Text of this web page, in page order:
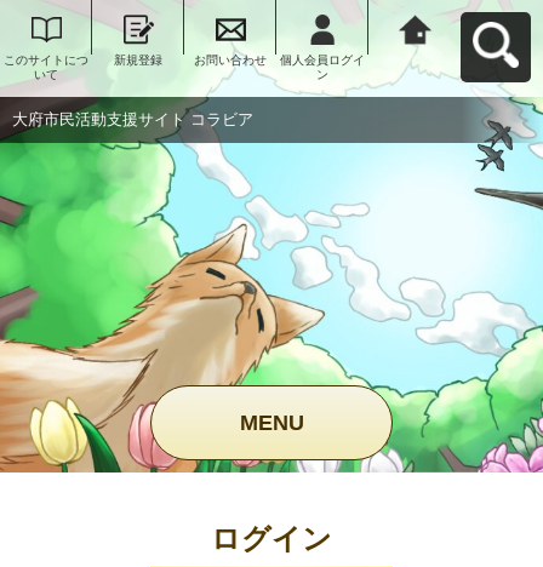
このサイトにつ
いて
新規登録 お問い合わせ
個人会員ログイ
ン
大府市民活動支
援サイト コラビ
アへ戻る
大府市民活動支援サイト コラビア
MENU
ログイン